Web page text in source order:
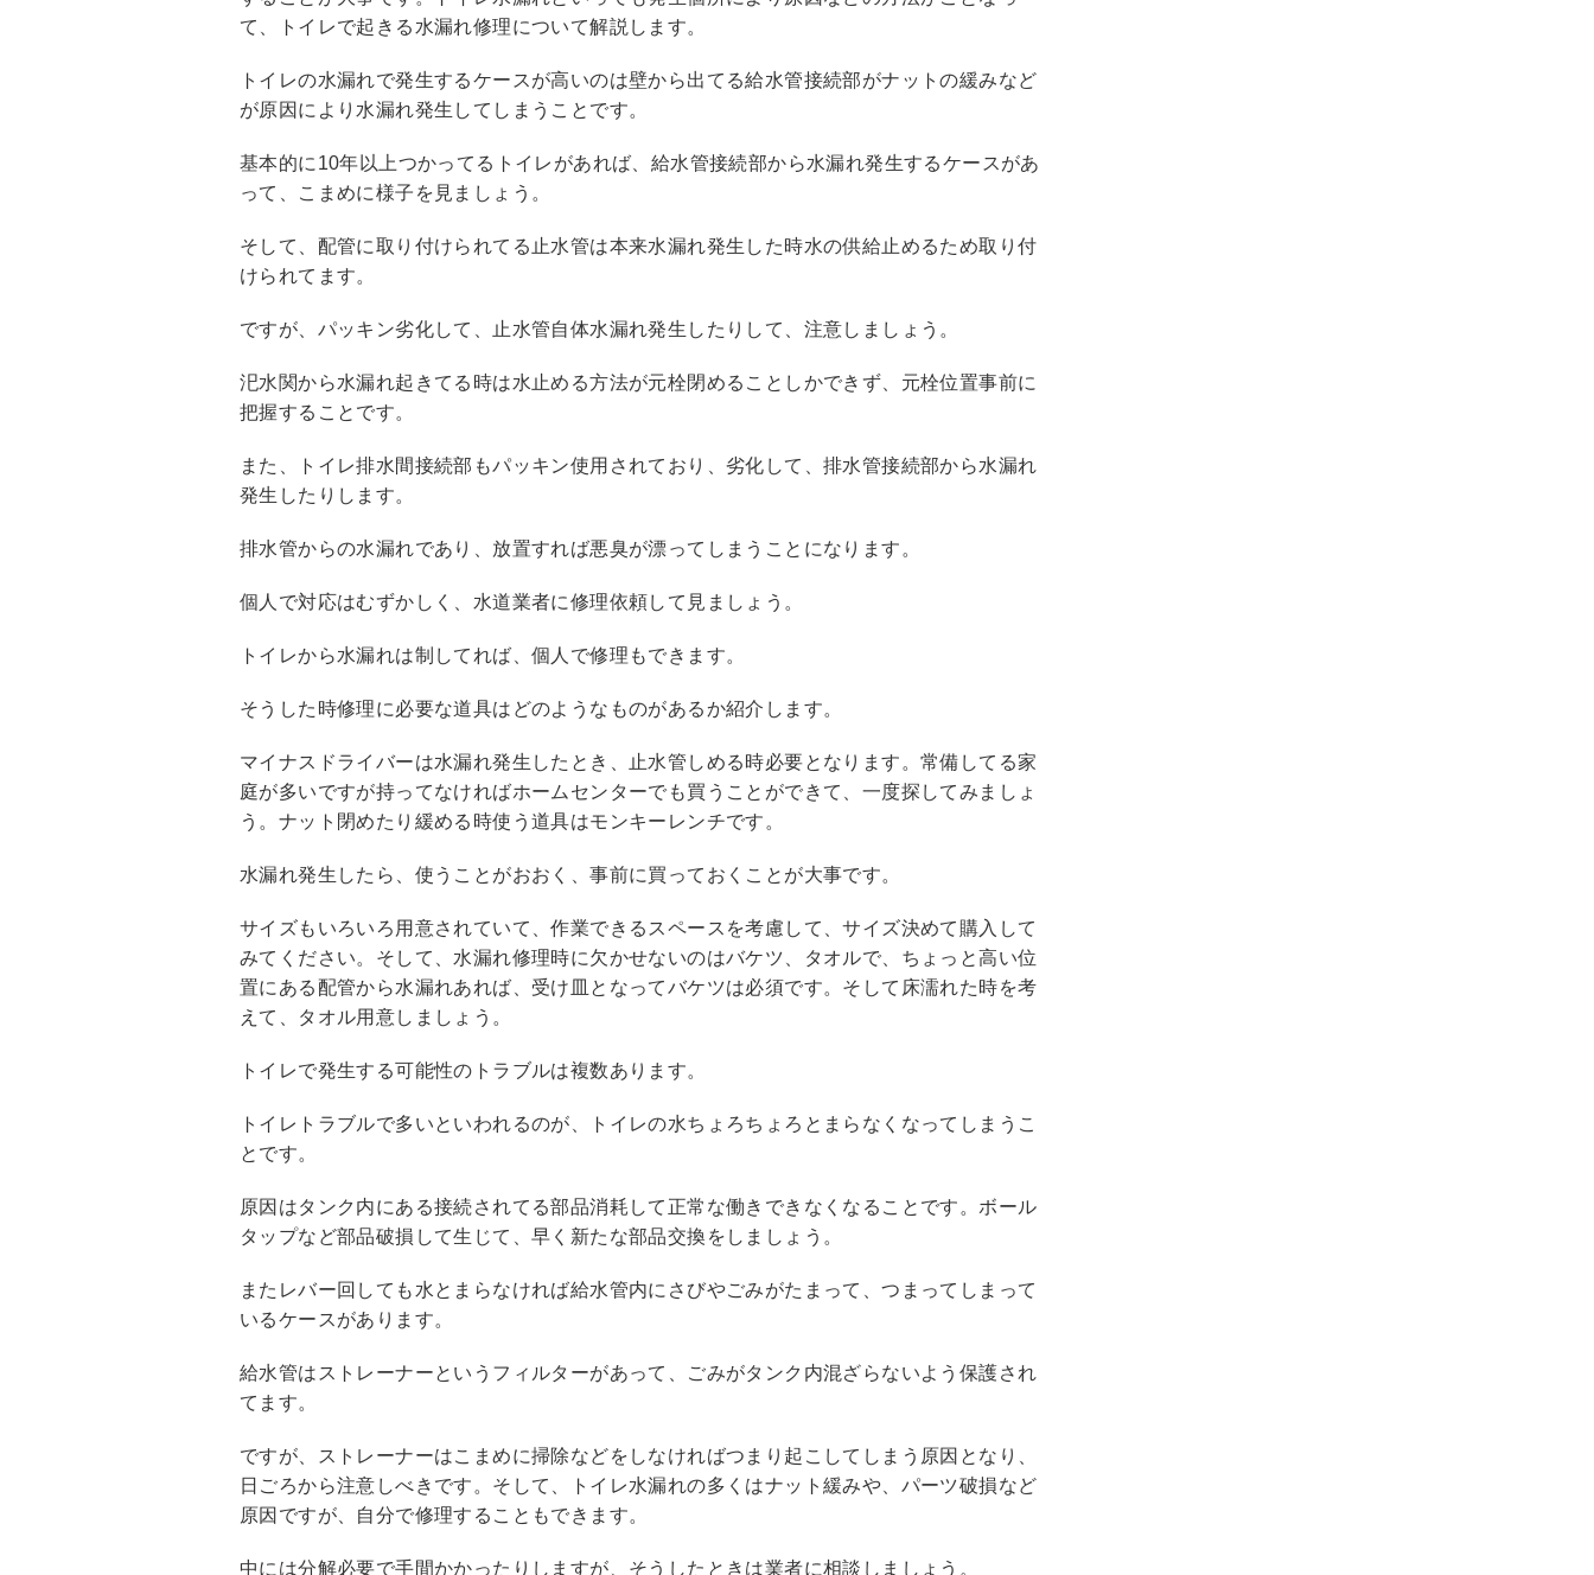
て、トイレで起きる水漏れ修理について解説します。
トイレの水漏れで発生するケースが高いのは壁から出てる給水管接続部がナットの緩みなど
が原因により水漏れ発生してしまうことです。
基本的に10年以上つかってるトイレがあれば、給水管接続部から水漏れ発生するケースがあ
って、こまめに様子を見ましょう。
そして、配管に取り付けられてる止水管は本来水漏れ発生した時水の供給止めるため取り付
けられてます。
ですが、パッキン劣化して、止水管自体水漏れ発生したりして、注意しましょう。
汜水関から水漏れ起きてる時は水止める方法が元栓閉めることしかできず、元栓位置事前に
把握することです。
また、トイレ排水間接続部もパッキン使用されており、劣化して、排水管接続部から水漏れ
発生したりします。
排水管からの水漏れであり、放置すれば悪臭が漂ってしまうことになります。
個人で対応はむずかしく、水道業者に修理依頼して見ましょう。
トイレから水漏れは制してれば、個人で修理もできます。
そうした時修理に必要な道具はどのようなものがあるか紹介します。
マイナスドライバーは水漏れ発生したとき、止水管しめる時必要となります。常備してる家
庭が多いですが持ってなければホームセンターでも買うことができて、一度探してみましょ
う。ナット閉めたり緩める時使う道具はモンキーレンチです。
水漏れ発生したら、使うことがおおく、事前に買っておくことが大事です。
サイズもいろいろ用意されていて、作業できるスペースを考慮して、サイズ決めて購入して
みてください。そして、水漏れ修理時に欠かせないのはバケツ、タオルで、ちょっと高い位
置にある配管から水漏れあれば、受け皿となってバケツは必須です。そして床濡れた時を考
えて、タオル用意しましょう。
トイレで発生する可能性のトラブルは複数あります。
トイレトラブルで多いといわれるのが、トイレの水ちょろちょろとまらなくなってしまうこ
とです。
原因はタンク内にある接続されてる部品消耗して正常な働きできなくなることです。ボール
タップなど部品破損して生じて、早く新たな部品交換をしましょう。
またレバー回しても水とまらなければ給水管内にさびやごみがたまって、つまってしまって
いるケースがあります。
給水管はストレーナーというフィルターがあって、ごみがタンク内混ざらないよう保護され
てます。
ですが、ストレーナーはこまめに掃除などをしなければつまり起こしてしまう原因となり、
日ごろから注意しべきです。そして、トイレ水漏れの多くはナット緩みや、パーツ破損など
原因ですが、自分で修理することもできます。
中には分解必要で手間かかったりしますが、そうしたときは業者に相談しましょう。